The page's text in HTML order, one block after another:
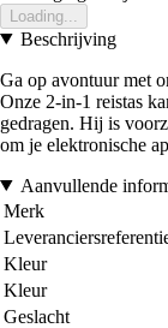
Loading...
Beschrijving
Ga op avontuur met
Onze 2-in-1 reistas
gedragen. Hij is
om je elektronische
Aanvullende
Merk
Kleur
Kleur
Geslacht